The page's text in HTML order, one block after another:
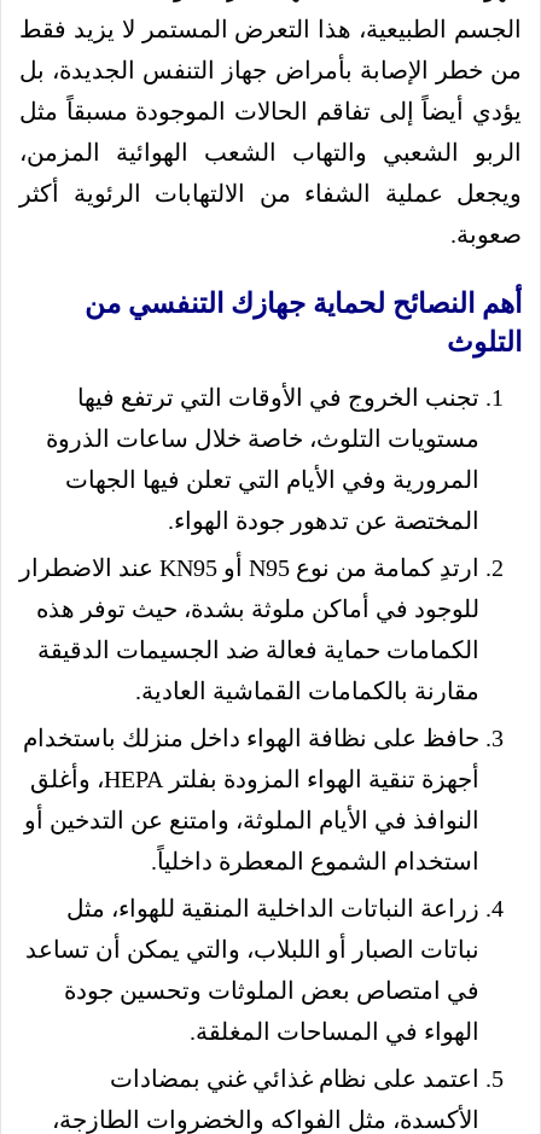
الجسم الطبيعية، هذا التعرض المستمر لا يزيد فقط
من خطر الإصابة بأمراض جهاز التنفس الجديدة، بل
يؤدي أيضاً إلى تفاقم الحالات الموجودة مسبقاً مثل
الربو الشعبي والتهاب الشعب الهوائية المزمن،
ويجعل عملية الشفاء من الالتهابات الرئوية أكثر
صعوبة.
أهم النصائح لحماية جهازك التنفسي من
التلوث
تجنب الخروج في الأوقات التي ترتفع فيها
مستويات التلوث، خاصة خلال ساعات الذروة
المرورية وفي الأيام التي تعلن فيها الجهات
المختصة عن تدهور جودة الهواء.
ارتدِ كمامة من نوع N95 أو KN95 عند الاضطرار
للوجود في أماكن ملوثة بشدة، حيث توفر هذه
الكمامات حماية فعالة ضد الجسيمات الدقيقة
مقارنة بالكمامات القماشية العادية.
حافظ على نظافة الهواء داخل منزلك باستخدام
أجهزة تنقية الهواء المزودة بفلتر HEPA، وأغلق
النوافذ في الأيام الملوثة، وامتنع عن التدخين أو
استخدام الشموع المعطرة داخلياً.
زراعة النباتات الداخلية المنقية للهواء، مثل
نباتات الصبار أو اللبلاب، والتي يمكن أن تساعد
في امتصاص بعض الملوثات وتحسين جودة
الهواء في المساحات المغلقة.
اعتمد على نظام غذائي غني بمضادات
الأكسدة، مثل الفواكه والخضروات الطازجة،